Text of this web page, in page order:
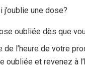
une dose?
oubliée dès que
de l’heure de votre
oubliée et revenez à